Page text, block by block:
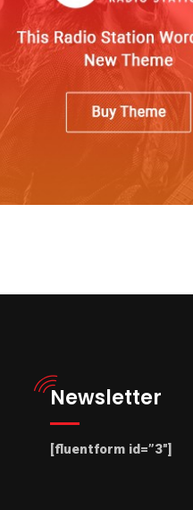
Newsletter
[fluentform id=”3″]